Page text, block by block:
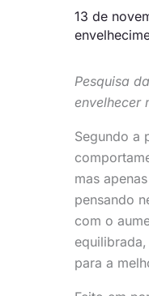
13 de
Pesquisa
envelhecer
Segundo a
mas
pensando
com o
para a